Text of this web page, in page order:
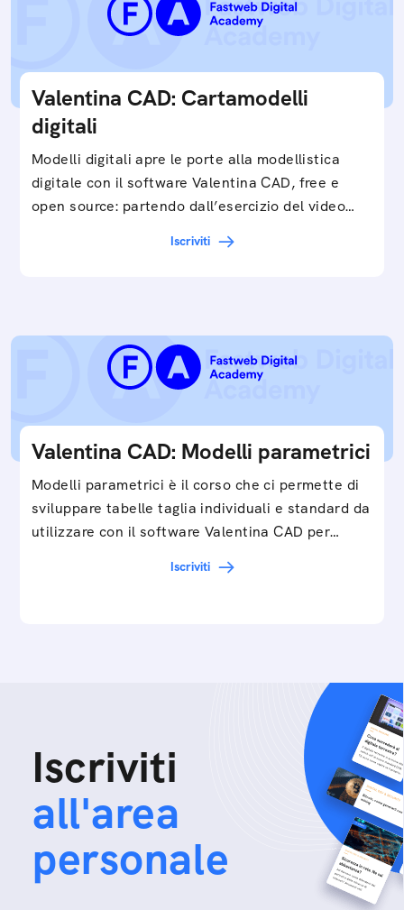
Valentina CAD: Cartamodelli
digitali
Modelli digitali apre le porte alla modellistica
digitale con il software Valentina CAD, free e
open source: partendo dall’esercizio del video…
Iscriviti
Valentina CAD: Modelli parametrici
Modelli parametrici è il corso che ci permette di
sviluppare tabelle taglia individuali e standard da
utilizzare con il software Valentina CAD per…
Iscriviti
Iscriviti
all'area
personale